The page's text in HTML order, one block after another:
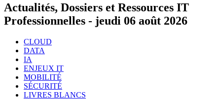
Actualités, Dossiers et Ressources IT
Professionnelles - jeudi 06 août 2026
CLOUD
DATA
IA
ENJEUX IT
MOBILITÉ
SÉCURITÉ
LIVRES BLANCS